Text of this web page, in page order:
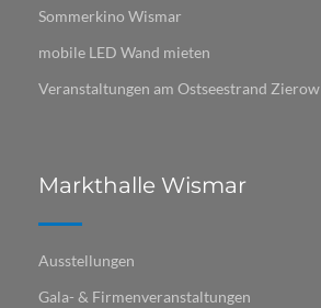
Sommerkino Wismar
mobile LED Wand mieten
Veranstaltungen am Ostseestrand Zierow
Markthalle Wismar
Ausstellungen
Gala- & Firmenveranstaltungen